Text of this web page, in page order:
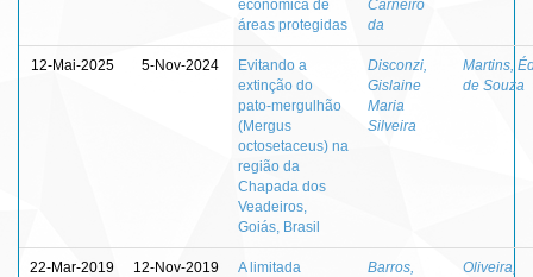
econômica de
áreas protegidas
Carneiro
da
12-Mai-2025 5-Nov-2024
Evitando a
extinção do
pato-mergulhão
(Mergus
octosetaceus) na
região da
Chapada dos
Veadeiros,
Goiás, Brasil
Disconzi,
Gislaine
Maria
Silveira
Martins,
de Souza
22-Mar-2019 12-Nov-2019
A limitada
Barros,
Oliveira,